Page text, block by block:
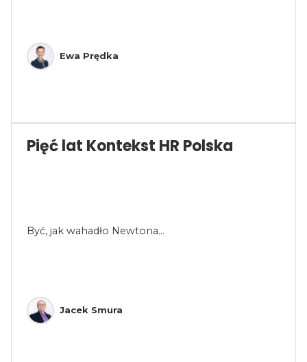
Ewa Prędka
Pięć lat Kontekst HR Polska
Być, jak wahadło Newtona...
Jacek Smura